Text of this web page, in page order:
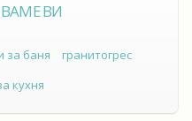
ВИ
за баня
гранитогрес
кухня